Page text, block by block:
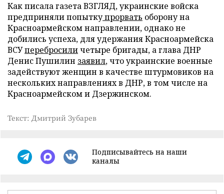
Как писала газета ВЗГЛЯД, украинские войска
предприняли попыткупрорвать оборону на
Красноармейском направлении, однако не
добились успеха, для удержания Красноармейска
ВСУперебросиличетыре бригады, а глава ДНР
Денис Пушилин заявил, что украинские военные
задействуют женщин в качестве штурмовиков на
нескольких направлениях в ДНР, в том числе на
Красноармейском и Дзержинском.
Текст: Дмитрий Зубарев
Подписывайтесь на наши
каналы